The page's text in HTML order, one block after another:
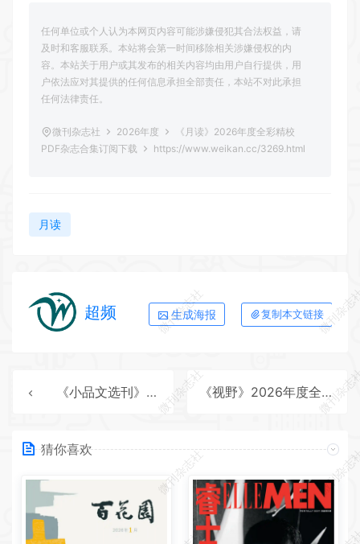
任何单位或个人认为本网页内容可能涉嫌侵犯其合法权益，请
及时和客服联系。本站将会第一时间移除相关涉嫌侵权的内
容。本站关于用户或其发布的相关内容均由用户自行提供，用
户依法应对其提供的任何信息承担全部责任，本站不对此承担
任何法律责任。
微刊杂志社 2026年度
《月读》2026年度全彩精校
PDF杂志合集订阅下载
https://www.weikan.cc/3269.html
月读
超频 生成海报 复制本文链接
《小品文选刊》2026年度全彩精校PDF杂志合集订阅下载 《视野》2026年度全彩精校PDF杂志合集订阅下载
猜你喜欢
微刊杂志社
微刊杂
微刊杂志社
微刊杂
微刊杂志社
微刊杂